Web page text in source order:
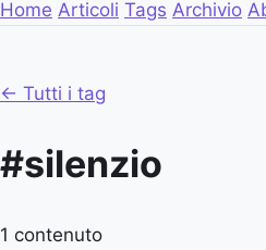
Home Articoli Tags Archivio
← Tutti i tag
#silenzio
1 contenuto